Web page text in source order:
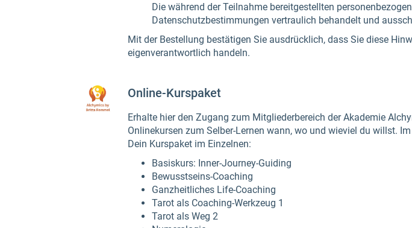
Die während der Teilnahme bereitgestellten
Datenschutzbestimmungen vertraulich behandelt und
Mit der Bestellung bestätigen Sie ausdrücklich, dass Sie diese
eigenverantwortlich handeln.
Online-Kurspaket
Erhalte hier den Zugang zum Mitgliederbereich der Akademie
Onlinekursen zum Selber-Lernen wann, wo und wieviel du willst.
Dein Kurspaket im Einzelnen:
Basiskurs: Inner-Journey-Guiding
Bewusstseins-Coaching
Ganzheitliches Life-Coaching
Tarot als Coaching-Werkzeug 1
Tarot als Weg 2